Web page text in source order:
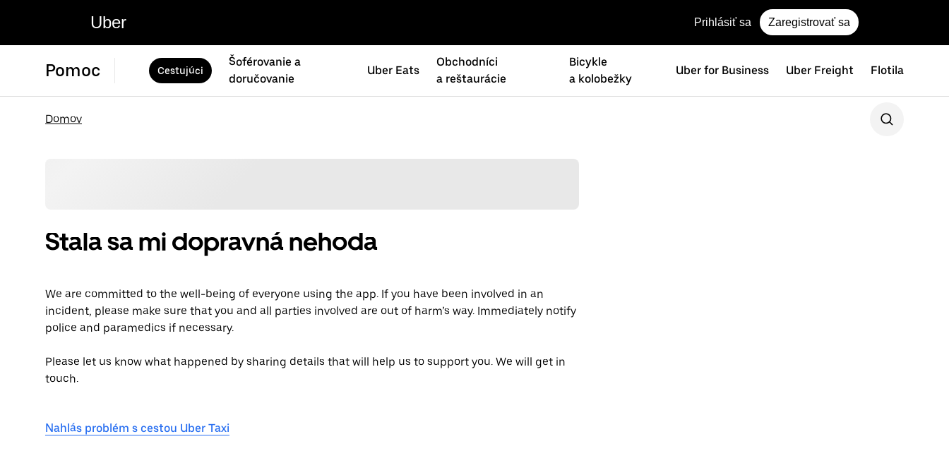
Uber Prihlásiť sa Zaregistrovať sa
Pomoc Cestujúci
Šoférovanie a
doručovanie
Uber Eats
Obchodníci
a reštaurácie
Bicykle
a kolobežky
Uber for Business Uber Freight Flotila
Domov
Stala sa mi dopravná nehoda
We are committed to the well-being of everyone using the app. If you have been involved in an
incident, please make sure that you and all parties involved are out of harm’s way. Immediately notify
police and paramedics if necessary.
Please let us know what happened by sharing details that will help us to support you. We will get in
touch.
Nahlás problém s cestou Uber Taxi